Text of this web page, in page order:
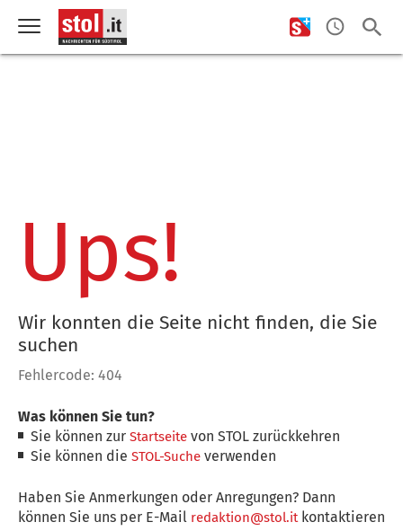
Ups!
Wir konnten die Seite nicht finden, die Sie
suchen
Fehlercode: 404
Was können Sie tun?
Sie können zurStartseite von STOL zurückkehren
Sie können dieSTOL-Suche verwenden
Haben Sie Anmerkungen oder Anregungen? Dann
können Sie uns per E-Mail redaktion@stol.itkontaktieren